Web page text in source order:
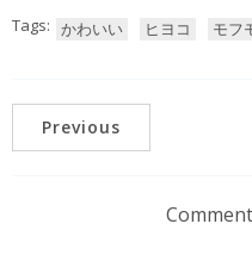
Tags: かわいい ヒヨコ モフ
Previous